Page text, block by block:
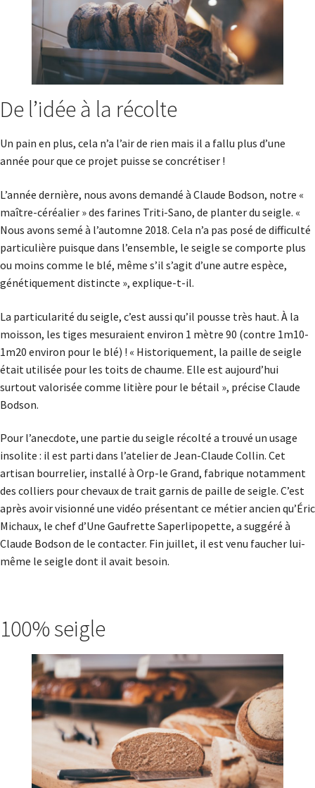
De l’idée à la récolte
Un pain en plus, cela n’a l’air de rien mais il a fallu plus d’une
année pour que ce projet puisse se concrétiser !
L’année dernière, nous avons demandé à Claude Bodson, notre «
maître-céréalier » des farines Triti-Sano, de planter du seigle. «
Nous avons semé à l’automne 2018. Cela n’a pas posé de difficulté
particulière puisque dans l’ensemble, le seigle se comporte plus
ou moins comme le blé, même s’il s’agit d’une autre espèce,
génétiquement distincte », explique-t-il.
La particularité du seigle, c’est aussi qu’il pousse très haut. À la
moisson, les tiges mesuraient environ 1 mètre 90 (contre 1m10-
1m20 environ pour le blé) ! « Historiquement, la paille de seigle
était utilisée pour les toits de chaume. Elle est aujourd’hui
surtout valorisée comme litière pour le bétail », précise Claude
Bodson.
Pour l’anecdote, une partie du seigle récolté a trouvé un usage
insolite : il est parti dans l’atelier de Jean-Claude Collin. Cet
artisan bourrelier, installé à Orp-le Grand, fabrique notamment
des colliers pour chevaux de trait garnis de paille de seigle. C’est
après avoir visionné une vidéo présentant ce métier ancien qu’Éric
Michaux, le chef d’Une Gaufrette Saperlipopette, a suggéré à
Claude Bodson de le contacter. Fin juillet, il est venu faucher lui-
même le seigle dont il avait besoin.
100% seigle